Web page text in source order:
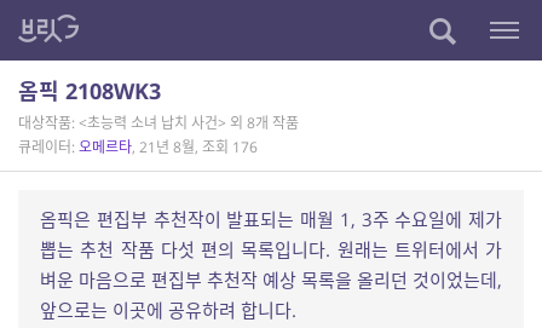
옴픽 2108WK3
대상작품: <초능력 소녀 납치 사건> 외 8개 작품
큐레이터: 오메르타, 21년 8월, 조회 176
옴픽은 편집부 추천작이 발표되는 매월 1, 3주 수요일에 제가
뽑는 추천 작품 다섯 편의 목록입니다. 원래는 트위터에서 가
벼운 마음으로 편집부 추천작 예상 목록을 올리던 것이었는데,
앞으로는 이곳에 공유하려 합니다.